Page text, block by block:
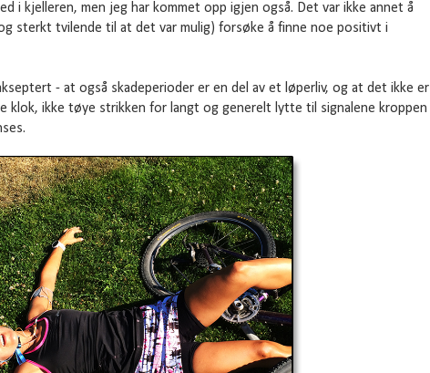
i kjelleren, men jeg har kommet opp igjen også. Det var ikke annet å
sterkt tvilende til at det var mulig) forsøke å finne noe positivt i
- at også skadeperioder er en del av et løperliv, og at det ikke er
klok, ikke tøye strikken for langt og generelt lytte til signalene kroppen